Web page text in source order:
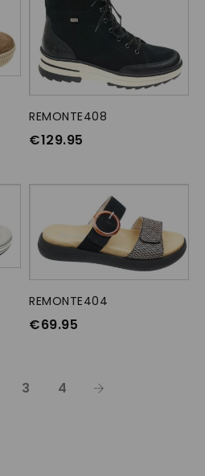
OPTIES SELECTEREN
REMONTE408
€129.95
OPTIES SELECTEREN
REMONTE404
€69.95
3 4